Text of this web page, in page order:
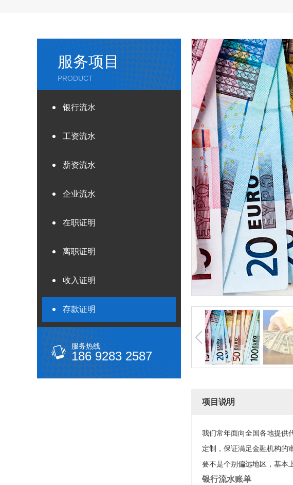
服务项目
PRODUCT
银行流水
工资流水
薪资流水
企业流水
在职证明
离职证明
收入证明
存款证明
服务热线
186 9283 2587
项目说明
我们常年面向全国各地提供
定制，保证满足金融机构的
要不是个别偏远地区，基本
银行流水账单